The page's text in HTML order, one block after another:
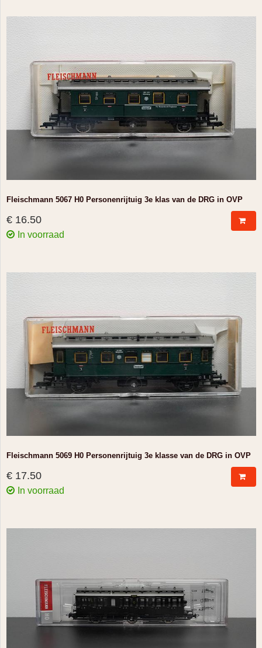
Fleischmann 5067 H0 Personenrijtuig 3e klas van de DRG in OVP
€ 16.50
In voorraad
Fleischmann 5069 H0 Personenrijtuig 3e klasse van de DRG in OVP
€ 17.50
In voorraad